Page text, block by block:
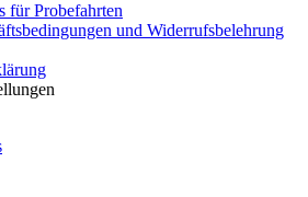
für Probefahrten
und Widerrufsbelehrung